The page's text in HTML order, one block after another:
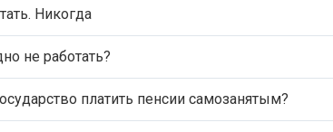
Никогда
не работать?
платить пенсии самозанятым?